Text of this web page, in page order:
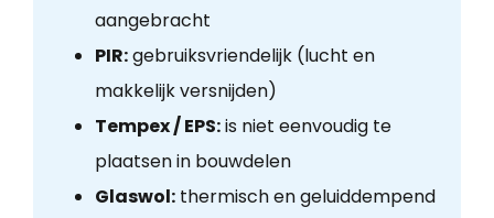
aangebracht
PIR:gebruiksvriendelijk (lucht en
makkelijk versnijden)
Tempex / EPS:is niet eenvoudig te
plaatsen in bouwdelen
Glaswol:thermisch en geluiddempend